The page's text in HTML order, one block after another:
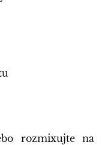
rozmixujte na